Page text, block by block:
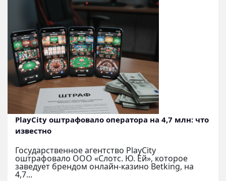
PlayCity оштрафовало оператора на 4,7 млн: что
известно
Государственное агентство PlayCity
оштрафовало ООО «Слотс. Ю. Ей», которое
заведует брендом онлайн-казино Betking, на
4,7...